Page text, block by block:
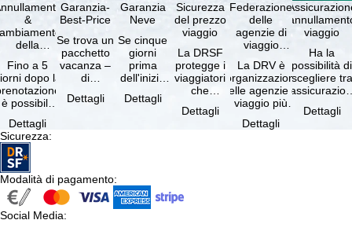
&
della
gratuiti
Fino a 5
dopo la
è possibile
il …
Dettagli
Garanzia-
Best-Price
Se trova un
pacchetto
vacanza –
di
e servizi
Dettagli
Garanzia
Neve
Se cinque
giorni
prima
dell'inizio
soggiorno
Dettagli
Sicurezza
del prezzo
viaggio
La DRSF
protegge i
viaggiatori
che
un
Dettagli
Federazione
delle
agenzie di
viaggio
La DRV è
l'organizzazione
delle agenzie di
viaggio più
Germania.
Dettagli
viaggio
Ha la
possibilità di
scegliere tra
viaggio
Dettagli
Sicurezza:
Modalità di pagamento:
Social Media: